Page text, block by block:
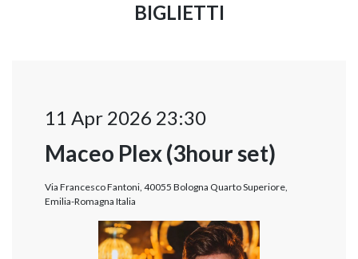
BIGLIETTI
11 Apr 2026 23:30
Maceo Plex (3hour set)
Via Francesco Fantoni, 40055 Bologna Quarto Superiore,
Emilia-Romagna Italia